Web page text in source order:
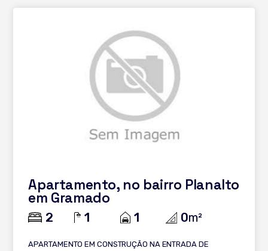
encantadores do Brasil! Entre em contato para mais
Apartamento, no bairro Planalto
em Gramado
2 1 1 0m²
APARTAMENTO EM CONSTRUÇÃO NA ENTRADA DE